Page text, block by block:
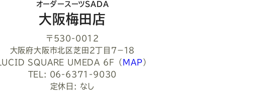
オーダースーツSADA
大阪梅田店
〒530-0012
大阪府大阪市北区芝田２丁目７−１８
LUCID SQUARE UMEDA 6F
（ MAP ）
TEL: 06-6371-9030
定休日: なし